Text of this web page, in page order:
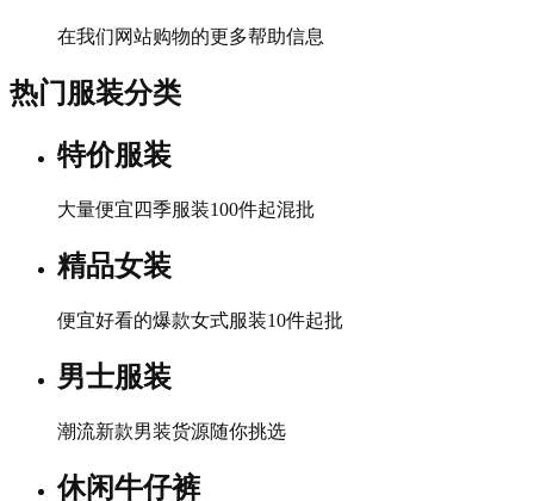
在我们网站购物的更多帮助信息
热门服装分类
特价服装
大量便宜四季服装100件起混批
精品女装
便宜好看的爆款女式服装10件起批
男士服装
潮流新款男装货源随你挑选
休闲牛仔裤